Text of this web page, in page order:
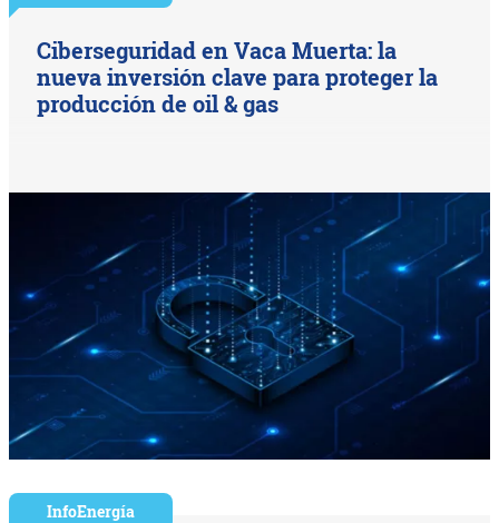
Ciberseguridad en Vaca Muerta: la
nueva inversión clave para proteger la
producción de oil & gas
InfoEnergía